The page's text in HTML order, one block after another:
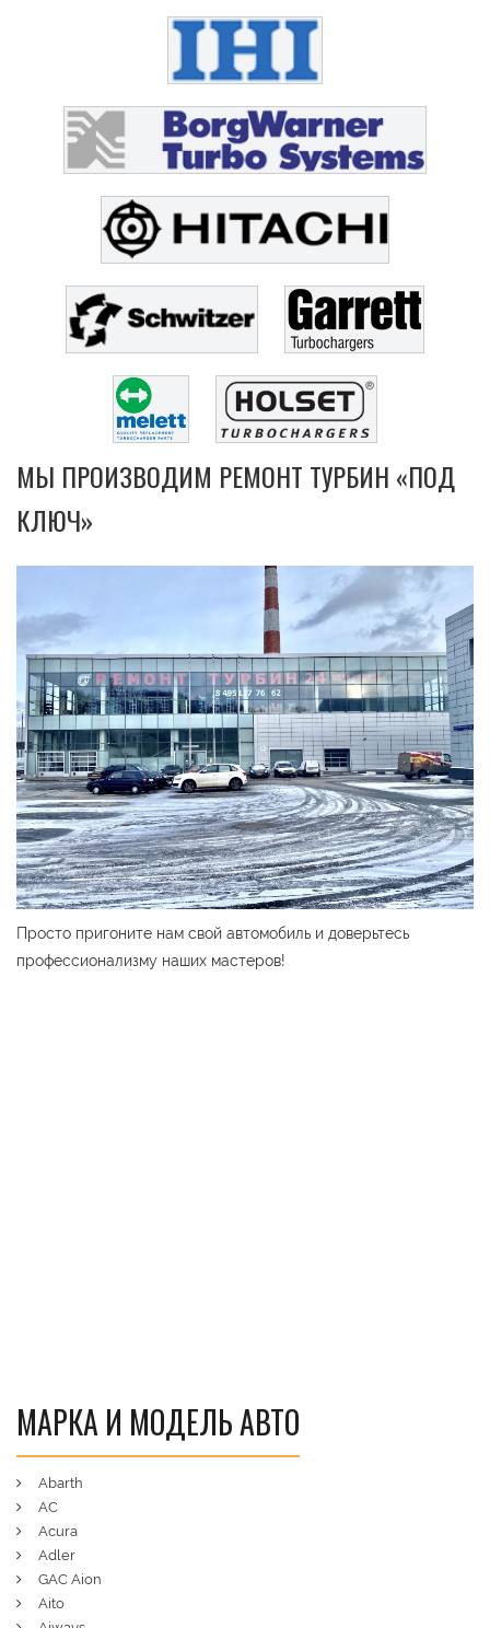
МЫ ПРОИЗВОДИМ РЕМОНТ ТУРБИН «ПОД
КЛЮЧ»
Просто пригоните нам свой автомобиль и доверьтесь
профессионализму наших мастеров!
МАРКА И МОДЕЛЬ АВТО
Abarth
AC
Acura
Adler
GAC Aion
Aito